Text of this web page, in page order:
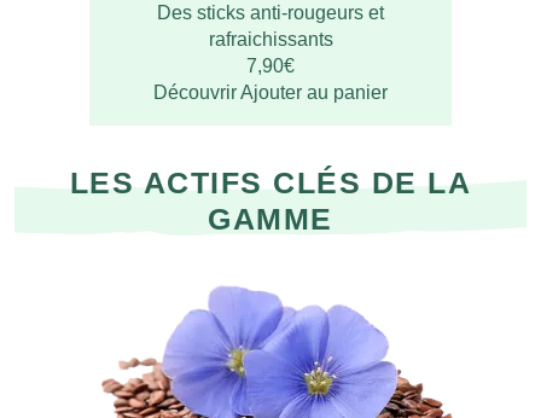
LES ACTIFS CLÉS DE LA
GAMME
Des sticks anti-rougeurs et
rafraichissants
7,90€
DécouvrirAjouter au panier